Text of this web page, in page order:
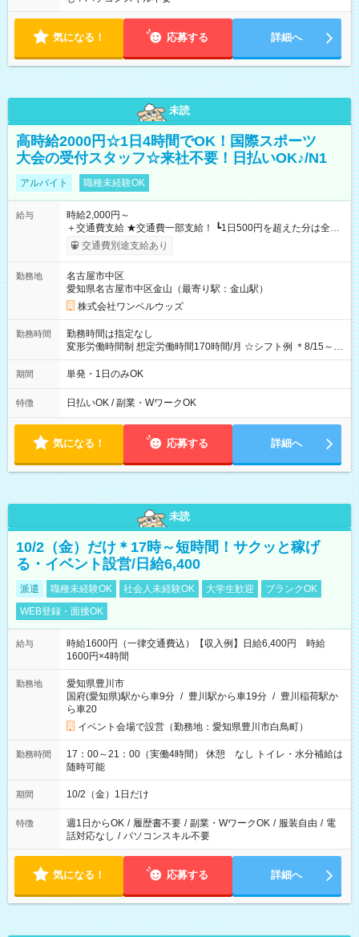
気になる！ 応募する 詳細へ
未読
高時給2000円☆1日4時間でOK！国際スポーツ
大会の受付スタッフ☆来社不要！日払いOK♪/N1
アルバイト 職種未経験OK
給与
時給2,000円～
＋交通費支給 ★交通費一部支給！ ┗1日500円を超えた分は全額
支給！ ※往復500円以内の方は自己負担となります ★日払い
OK！（規定あり） ┗働いたその日に現金GET♪ お仕事後はコン
期間なし
交通費別途支給あり
勤務地
名古屋市中区
愛知県名古屋市中区金山（最寄り駅：金山駅）
株式会社ワンベルウッズ
勤務時間
勤務時間は指定なし
変形労働時間制 想定労働時間170時間/月 ☆シフト例 ＊8/15～
10/26 全日共通 08：00～12：00 17：00～21：00 ＊8/31
～9/19のみ下記シフトもあります！ 12：00～16：00 ＊9/6～
00
期間 単発・1日のみOK
特徴 日払いOK / 副業・WワークOK
気になる！ 応募する 詳細へ
未読
10/2（金）だけ＊17時～短時間！サクッと稼げ
る・イベント設営/日給6,400
派遣 職種未経験OK 社会人未経験OK 大学生歓迎
ブランクOK
WEB登録・面接OK
給与
時給1600円（一律交通費込）【収入例】日給6,400円 時給
1600円×4時間
勤務地
愛知県豊川市
国府(愛知県)駅から車9分 / 豊川駅から車19分 / 豊川稲荷駅か
ら車20
イベント会場で設営（勤務地：愛知県豊川市白鳥町）
勤務時間
17：00～21：00（実働4時間） 休憩 なし トイレ・水分補給は
随時可能
期間 10/2（金）1日だけ
特徴 週1日からOK / 履歴書不要 / 副業・WワークOK / 服装自由 / 電
話対応なし / パソコンスキル不要
気になる！ 応募する 詳細へ